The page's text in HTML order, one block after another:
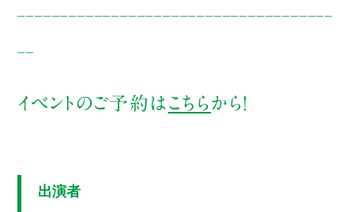
イベントのご予約は こちらから！
出演者